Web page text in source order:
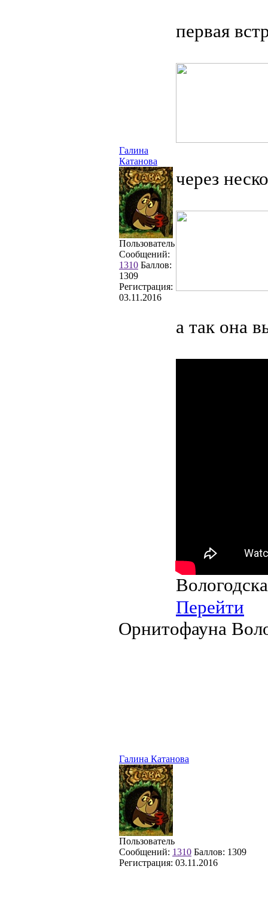
Галина
Катанова
Пользователь
Сообщений:
1310 Баллов:
1309
Регистрация:
03.11.2016
первая
через
а так она
Перейти
Орнитофауна
Галина Катанова
Пользователь
Сообщений: 1310 Баллов: 1309
Регистрация: 03.11.2016